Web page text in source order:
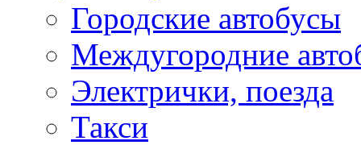
Городские автобусы
Междугородние
Электрички, поезда
Такси